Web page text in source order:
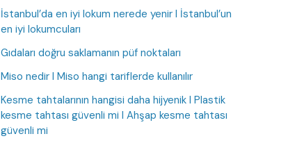
İstanbul’da en iyi lokum nerede yenir I İstanbul’un
en iyi lokumcuları
Gıdaları doğru saklamanın püf noktaları
Miso nedir I Miso hangi tariflerde kullanılır
Kesme tahtalarının hangisi daha hijyenik I Plastik
kesme tahtası güvenli mi I Ahşap kesme tahtası
güvenli mi